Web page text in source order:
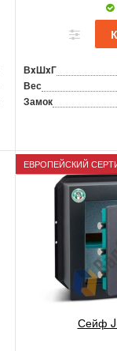
ВxШxГ
Вес
Замок
ЕВРОПЕЙСКИЙ
Сейф